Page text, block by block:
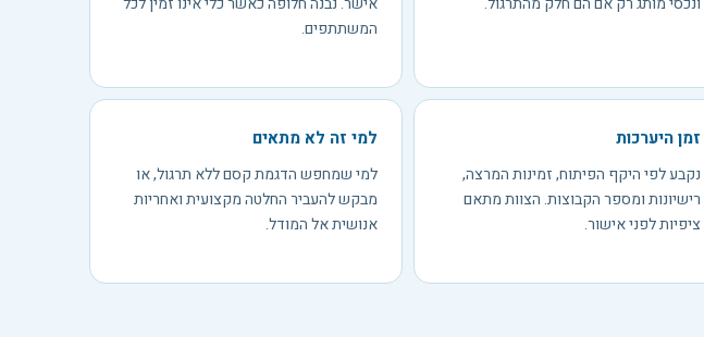
המשתתפים.
זמן היערכות
נקבע לפי היקף הפיתוח, זמינות המרצה,
רישיונות ומספר הקבוצות. הצוות מתאם
ציפיות לפני אישור.
למי זה לא מתאים
למי שמחפש הדגמת קסם ללא תרגול, או
מבקש להעביר החלטה מקצועית ואחריות
אנושית אל המודל.